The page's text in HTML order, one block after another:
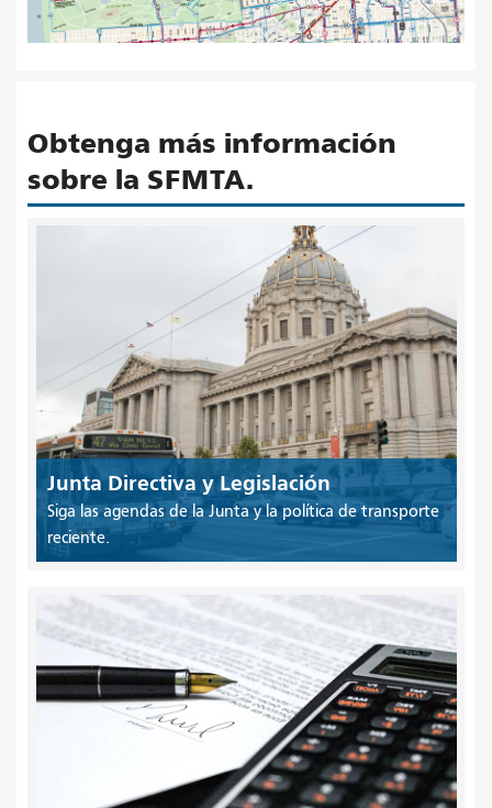
Obtenga más información
sobre la SFMTA.
Junta Directiva y Legislación
Siga las agendas de la Junta y la política de transporte
reciente.